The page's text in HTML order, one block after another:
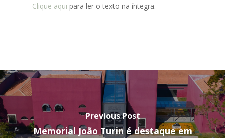
Clique aqui para ler o texto na íntegra.
Previous Post
Memorial João Turin é destaque em